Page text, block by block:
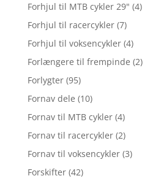
Forhjul til MTB cykler 29" (4)
Forhjul til racercykler (7)
Forhjul til voksencykler (4)
Forlængere til frempinde (2)
Forlygter (95)
Fornav dele (10)
Fornav til MTB cykler (4)
Fornav til racercykler (2)
Fornav til voksencykler (3)
Forskifter (42)